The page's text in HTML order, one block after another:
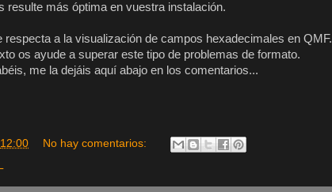
resulte más óptima en vuestra instalación.
respecta a la visualización de campos hexadecimales en QMF.
os ayude a superar este tipo de problemas de formato.
me la dejáis aquí abajo en los comentarios...
12:00
No hay comentarios: